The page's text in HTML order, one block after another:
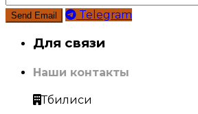
Telegram
Для связи
Наши контакты
Тбилиси